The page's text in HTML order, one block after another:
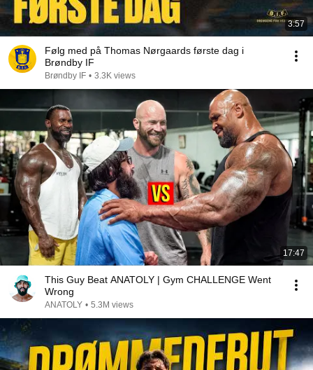
3:57
Følg med på Thomas Nørgaards første dag i
Brøndby IF
Brøndby IF • 3.3K views
17:47
This Guy Beat ANATOLY | Gym CHALLENGE Went
Wrong
ANATOLY • 5.3M views